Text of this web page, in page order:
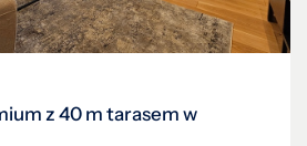
z 40 m tarasem w